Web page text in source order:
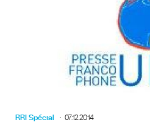
RRI Spécial 07.12.2014